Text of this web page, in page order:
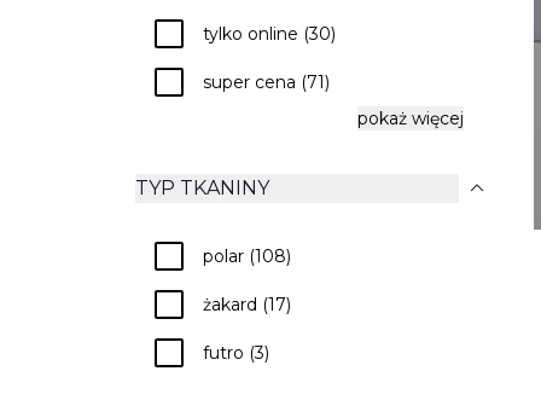
check
check
check tylko online (30)
check super cena (71)
pokaż więcej
TYP TKANINY expand_more
check polar (108)
check żakard (17)
check futro (3)